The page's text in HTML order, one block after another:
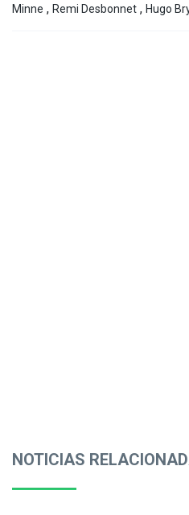
Minne , Remi Desbonnet , Hugo
NOTICIAS